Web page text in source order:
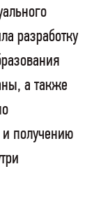
разработку
а также
и получению